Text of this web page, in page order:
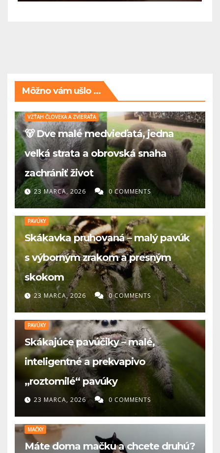
Môžno vám ušlo ...
VZŤAH ČLOVEKA A ZVIERAŤA
🐻 Dve malé medvieďatá, jedna
veľká strata a obrovská snaha
zachrániť život
23 MARCA, 2026 0 COMMENTS
PAVÚKY
Skákavka pruhovaná – malý pavúk
s výborným zrakom a presným
skokom
23 MARCA, 2026 0 COMMENTS
PAVÚKY
Skákajúce pavúčiky – malé,
inteligentné a prekvapivo
„roztomilé“ pavúky
23 MARCA, 2026 0 COMMENTS
MAČKY
Máte doma mačku a chcete druhú?